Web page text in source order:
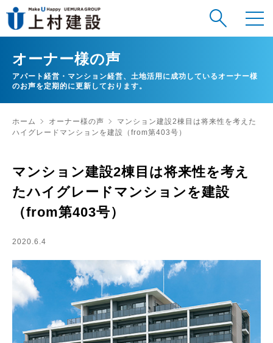
オーナー様の声
アパート経営・マンション経営、土地活用に成功しているオーナー様
のお声を定期的に更新しております。
ホーム オーナー様の声
マンション建設2棟目は将来性を考えた
ハイグレードマンションを建設（from第403号）
マンション建設2棟目は将来性を考え
たハイグレードマンションを建設
（from第403号）
2020.6.4